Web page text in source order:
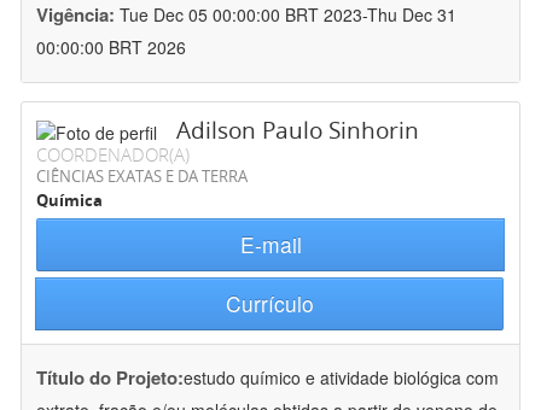
Vigência: Tue Dec 05 00:00:00 BRT 2023-Thu Dec 31
00:00:00 BRT 2026
Adilson Paulo Sinhorin
COORDENADOR(A)
CIÊNCIAS EXATAS E DA TERRA
Química
E-mail
Currículo
Título do Projeto:estudo químico e atividade biológica com